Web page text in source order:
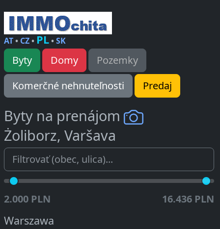
AT• CZ• PL•SK
Byty Domy
Pozemky
Komerčné nehnuteľnosti
Predaj
Byty na prenájom
Żoliborz, Varšava
2.000 PLN 16.436 PLN
Warszawa